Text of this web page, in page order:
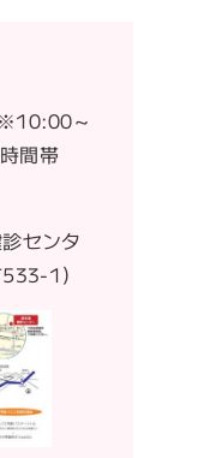
～
間帯
センタ
1）